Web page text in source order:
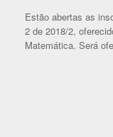
Estão abertas as
2 de 2018/2,
Matemática. Será